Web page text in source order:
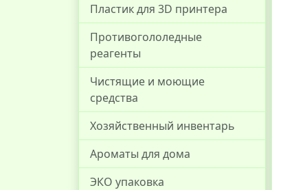
Пластик для 3D принтера
Противогололедные
реагенты
Чистящие и моющие
средства
Хозяйственный инвентарь
Ароматы для дома
ЭКО упаковка